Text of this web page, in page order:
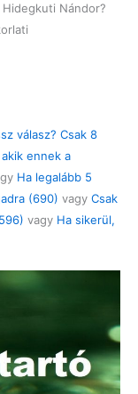
Nándor?
válasz? Csak 8
ennek a
Ha legalább 5
(690) vagy Csak
vagy Ha sikerül,